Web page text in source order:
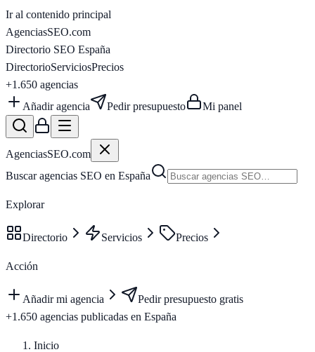
Ir al contenido principal
AgenciasSEO.com
Directorio SEO España
DirectorioServiciosPrecios
+1.650 agencias
Añadir agencia
Pedir presupuesto Mi panel
AgenciasSEO.com
Buscar agencias SEO en España
Explorar
Directorio Servicios Precios
Acción
Añadir mi agencia
Pedir presupuesto gratis
+1.650 agencias publicadas en España
Inicio